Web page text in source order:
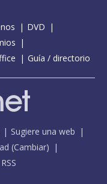
DVD
Guía / directorio
Sugiere una web
(Cambiar)
RSS